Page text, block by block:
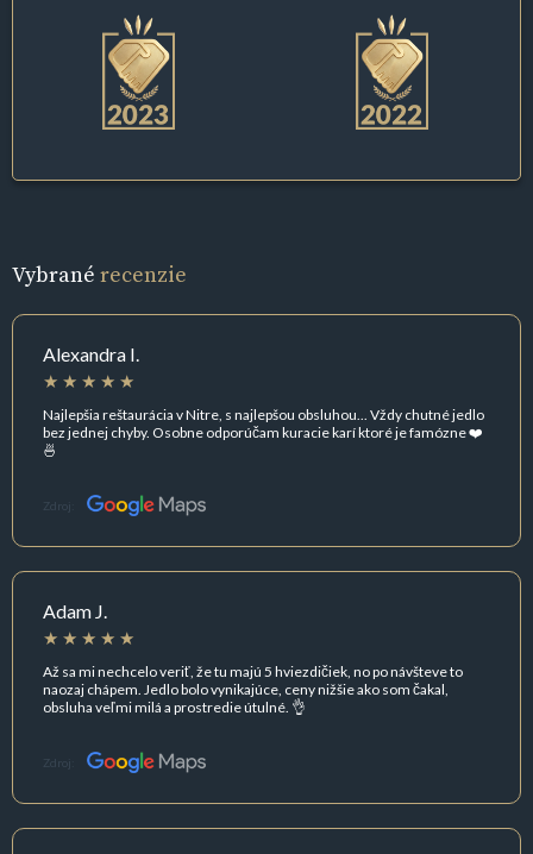
Vybrané recenzie
Alexandra I.
Najlepšia reštaurácia v Nitre, s najlepšou obsluhou... Vždy chutné jedlo
bez jednej chyby. Osobne odporúčam kuracie karí ktoré je famózne ❤️
🍜
Zdroj:
Adam J.
Až sa mi nechcelo veriť, že tu majú 5 hviezdičiek, no po návšteve to
naozaj chápem. Jedlo bolo vynikajúce, ceny nižšie ako som čakal,
obsluha veľmi milá a prostredie útulné. 👌
Zdroj: